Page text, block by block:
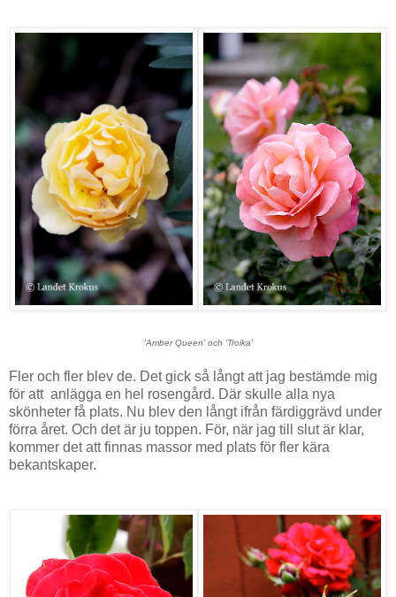
'Amber Queen' och 'Troika'
Fler och fler blev de. Det gick så långt att jag bestämde mig
för att anlägga en hel rosengård. Där skulle alla nya
skönheter få plats. Nu blev den långt ifrån färdiggrävd under
förra året. Och det är ju toppen. För, när jag till slut är klar,
kommer det att finnas massor med plats för fler kära
bekantskaper.